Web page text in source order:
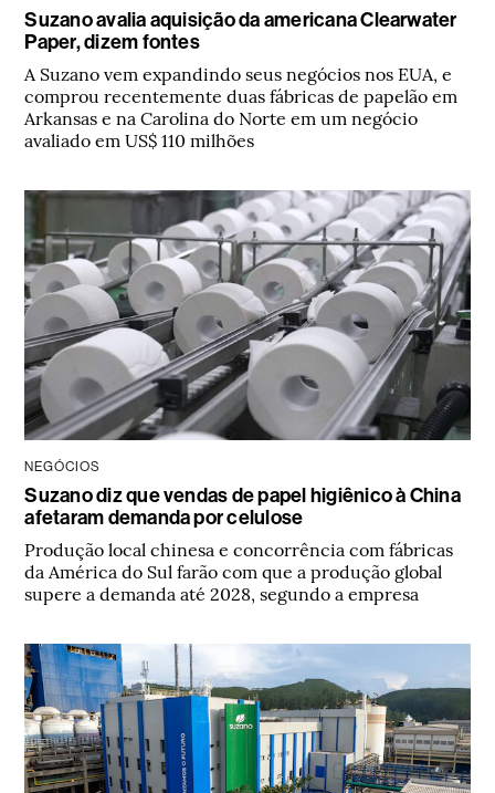
Suzano avalia aquisição da americana Clearwater
Paper, dizem fontes
A Suzano vem expandindo seus negócios nos EUA, e
comprou recentemente duas fábricas de papelão em
Arkansas e na Carolina do Norte em um negócio
avaliado em US$ 110 milhões
NEGÓCIOS
Suzano diz que vendas de papel higiênico à China
afetaram demanda por celulose
Produção local chinesa e concorrência com fábricas
da América do Sul farão com que a produção global
supere a demanda até 2028, segundo a empresa